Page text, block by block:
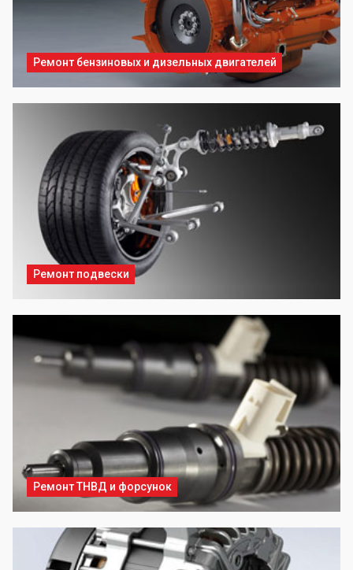
Ремонт бензиновых и дизельных двигателей
Ремонт подвески
Ремонт ТНВД и форсунок